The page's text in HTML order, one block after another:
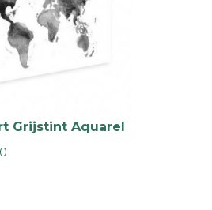
Grijstint Aquarel